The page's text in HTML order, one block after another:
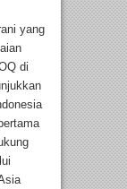
yang
di